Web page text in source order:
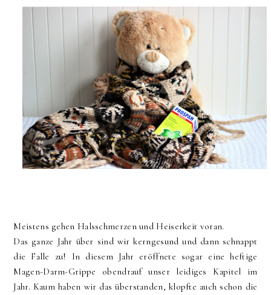
Meistens gehen Halsschmerzen und Heiserkeit voran.
Das ganze Jahr über sind wir kerngesund und dann schnappt
die Falle zu! In diesem Jahr eröffnete sogar eine heftige
Magen-Darm-Grippe obendrauf unser leidiges Kapitel im
Jahr. Kaum haben wir das überstanden, klopfte auch schon die